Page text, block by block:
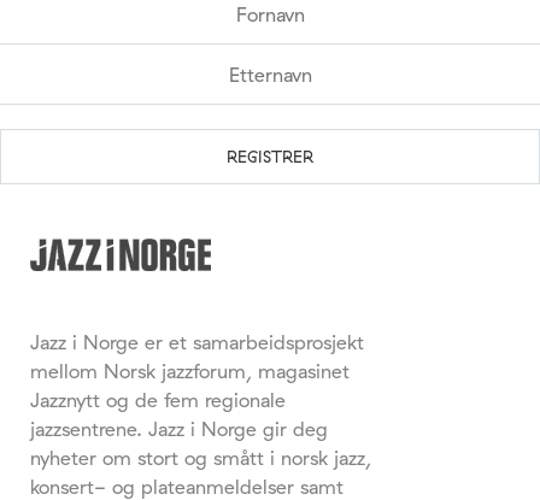
Jazz i Norge er et samarbeidsprosjekt
mellom Norsk jazzforum, magasinet
Jazznytt og de fem regionale
jazzsentrene. Jazz i Norge gir deg
nyheter om stort og smått i norsk jazz,
konsert- og plateanmeldelser samt